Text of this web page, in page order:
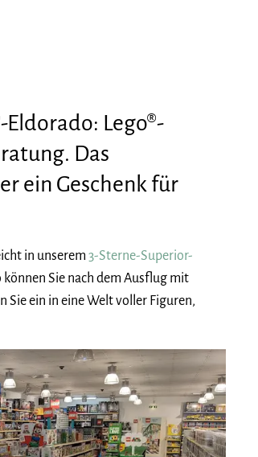
Lego®-
Das
ein Geschenk für
in unserem3-Sterne-Superior-
Sie nach dem Ausflug mit
Sie ein in eine Welt voller Figuren,